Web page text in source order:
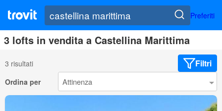
Preferiti
3 lofts in vendita a Castellina Marittima
3 risultati Filtri
Ordina per